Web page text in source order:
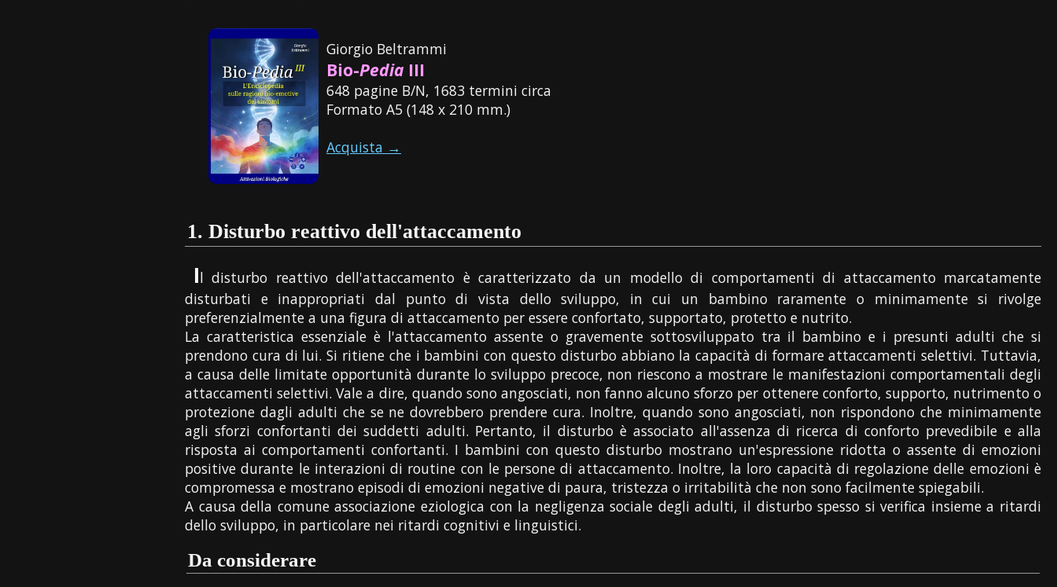
Giorgio Beltrammi
Bio-Pedia III
648 pagine B/N, 1683 termini circa
Formato A5 (148 x 210 mm.)
Acquista →
1.Disturbo reattivo dell'attaccamento
Il disturbo reattivo dell'attaccamento è caratterizzato da un modello di comportamenti di attaccamento marcatamente
disturbati e inappropriati dal punto di vista dello sviluppo, in cui un bambino raramente o minimamente si rivolge
preferenzialmente a una figura di attaccamento per essere confortato, supportato, protetto e nutrito.
La caratteristica essenziale è l'attaccamento assente o gravemente sottosviluppato tra il bambino e i presunti adulti che si
prendono cura di lui. Si ritiene che i bambini con questo disturbo abbiano la capacità di formare attaccamenti selettivi. Tuttavia,
a causa delle limitate opportunità durante lo sviluppo precoce, non riescono a mostrare le manifestazioni comportamentali degli
attaccamenti selettivi. Vale a dire, quando sono angosciati, non fanno alcuno sforzo per ottenere conforto, supporto, nutrimento o
protezione dagli adulti che se ne dovrebbero prendere cura. Inoltre, quando sono angosciati, non rispondono che minimamente
agli sforzi confortanti dei suddetti adulti. Pertanto, il disturbo è associato all'assenza di ricerca di conforto prevedibile e alla
risposta ai comportamenti confortanti. I bambini con questo disturbo mostrano un'espressione ridotta o assente di emozioni
positive durante le interazioni di routine con le persone di attaccamento. Inoltre, la loro capacità di regolazione delle emozioni è
compromessa e mostrano episodi di emozioni negative di paura, tristezza o irritabilità che non sono facilmente spiegabili.
A causa della comune associazione eziologica con la negligenza sociale degli adulti, il disturbo spesso si verifica insieme a ritardi
dello sviluppo, in particolare nei ritardi cognitivi e linguistici.
Da considerare